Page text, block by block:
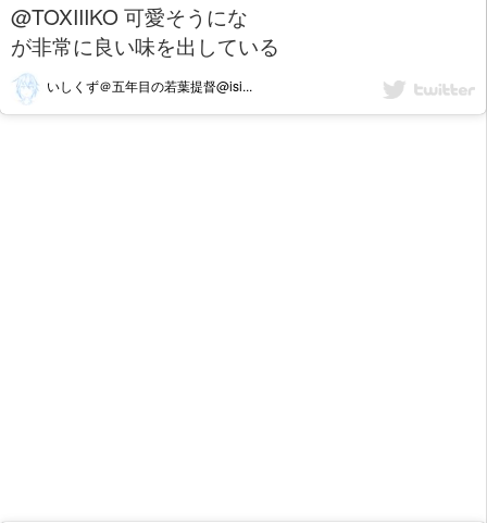
@TOXIIIKO 可愛そうにな
が非常に良い味を出している
いしくず＠五年目の若葉提督@isi...